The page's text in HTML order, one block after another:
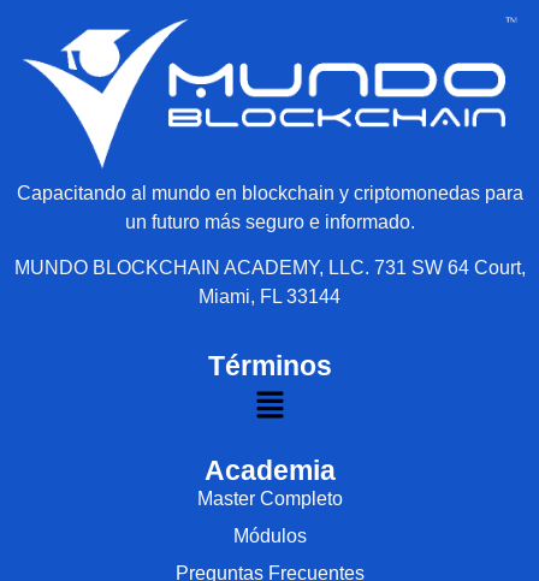
Capacitando al mundo en blockchain y criptomonedas para
un futuro más seguro e informado.
MUNDO BLOCKCHAIN ACADEMY, LLC. 731 SW 64Court,
Miami, FL 33144
Términos
Academia
Master Completo
Módulos
Preguntas Frecuentes